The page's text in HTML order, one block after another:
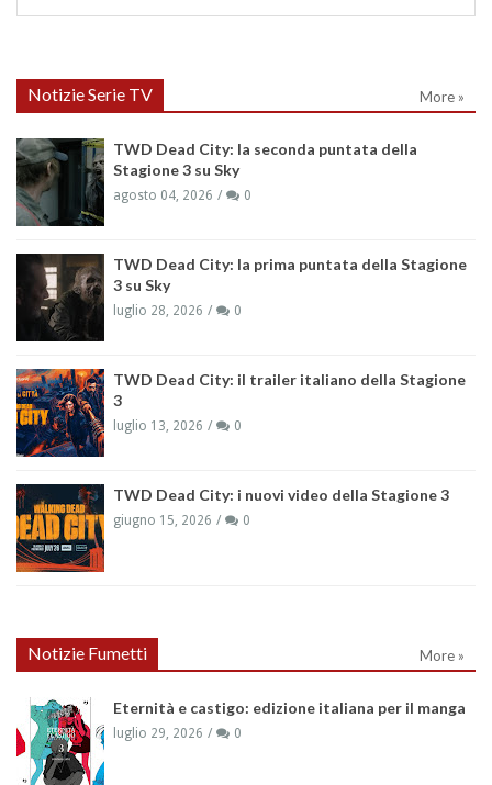
Notizie Serie TV More »
TWD Dead City: la seconda puntata della
Stagione 3 su Sky
agosto 04, 2026 0
TWD Dead City: la prima puntata della Stagione
3 su Sky
luglio 28, 2026 0
TWD Dead City: il trailer italiano della Stagione
3
luglio 13, 2026 0
TWD Dead City: i nuovi video della Stagione 3
giugno 15, 2026 0
Notizie Fumetti More »
Eternità e castigo: edizione italiana per il manga
luglio 29, 2026 0